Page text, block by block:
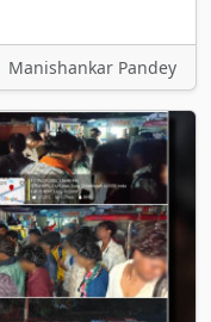
Manishankar Pandey